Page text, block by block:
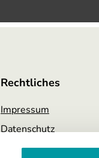
Rechtliches
Impressum
Datenschutz